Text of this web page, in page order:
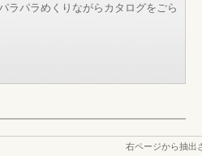
ラパラめくりながらカタログをごら
右ページから抽出